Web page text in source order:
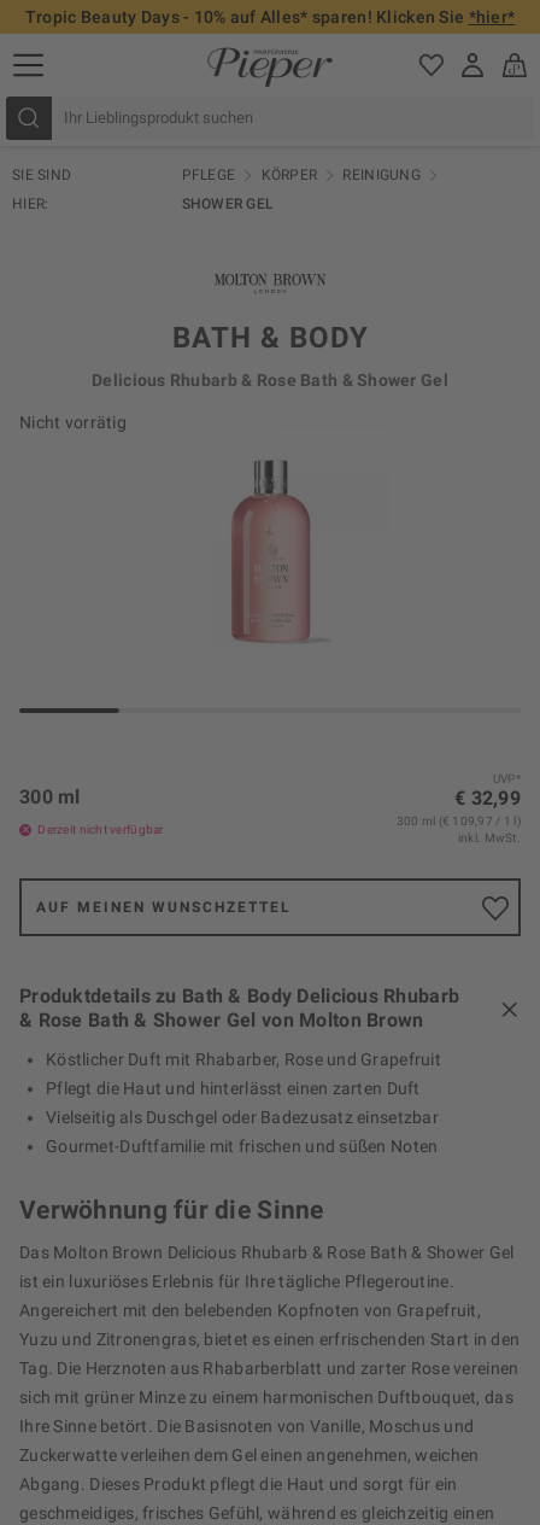
Tropic Beauty Days - 10% auf Alles* sparen! Klicken Sie *hier*
SIE SIND
HIER:
PFLEGE KÖRPER
REINIGUNG
SHOWER GEL
Nicht vorrätig
BATH & BODY
Delicious Rhubarb & Rose Bath & Shower Gel
UVP*
€ 32,99
300 ml
Derzeit nicht verfügbar
300 ml (€ 109,97 / 1 l)
inkl. MwSt.
AUF MEINEN WUNSCHZETTEL
Produktdetails zu Bath & Body Delicious Rhubarb
& Rose Bath & Shower Gel von Molton Brown
Köstlicher Duft mit Rhabarber, Rose und Grapefruit
Pflegt die Haut und hinterlässt einen zarten Duft
Vielseitig als Duschgel oder Badezusatz einsetzbar
Gourmet-Duftfamilie mit frischen und süßen Noten
Verwöhnung für die Sinne
Das Molton Brown Delicious Rhubarb & Rose Bath & Shower Gel
ist ein luxuriöses Erlebnis für Ihre tägliche Pflegeroutine.
Angereichert mit den belebenden Kopfnoten von Grapefruit,
Yuzu und Zitronengras, bietet es einen erfrischenden Start in den
Tag. Die Herznoten aus Rhabarberblatt und zarter Rose vereinen
sich mit grüner Minze zu einem harmonischen Duftbouquet, das
Ihre Sinne betört. Die Basisnoten von Vanille, Moschus und
Zuckerwatte verleihen dem Gel einen angenehmen, weichen
Abgang. Dieses Produkt pflegt die Haut und sorgt für ein
geschmeidiges, frisches Gefühl, während es gleichzeitig einen